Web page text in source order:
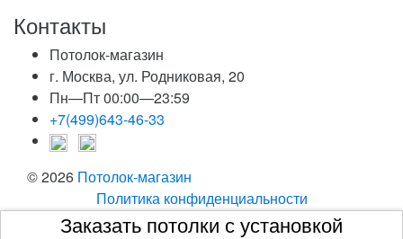
Контакты
Потолок-магазин
г. Москва, ул. Родниковая, 20
Пн—Пт 00:00—23:59
+7(499)643-46-33
© 2026 Потолок-магазин
Политика конфиденциальности
Заказать потолки с установкой